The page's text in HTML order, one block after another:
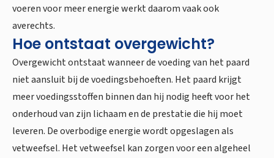
voeren voor meer energie werkt daarom vaak ook
averechts.
Hoe ontstaat overgewicht?
Overgewicht ontstaat wanneer de voeding van het paard
niet aansluit bij de voedingsbehoeften. Het paard krijgt
meer voedingsstoffen binnen dan hij nodig heeft voor het
onderhoud van zijn lichaam en de prestatie die hij moet
leveren. De overbodige energie wordt opgeslagen als
vetweefsel. Het vetweefsel kan zorgen voor een algeheel